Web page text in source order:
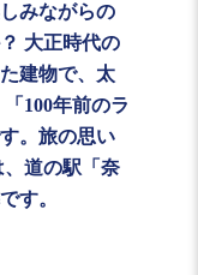
みながらの
大正時代の
建物で、太
100年前のラ
。旅の思い
道の駅「奈
す。